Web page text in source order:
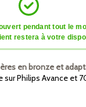
pendant tout le
restera à votre
en bronze et
Philips Avance et